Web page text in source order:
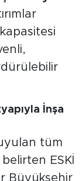
İnşa
tüm
ESKİ
Büyükşehir